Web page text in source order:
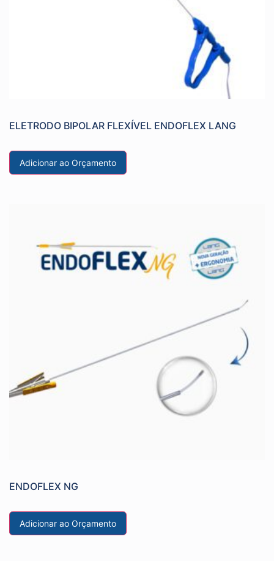
ELETRODO BIPOLAR FLEXÍVEL ENDOFLEX LANG
Adicionar ao Orçamento
ENDOFLEX NG
Adicionar ao Orçamento